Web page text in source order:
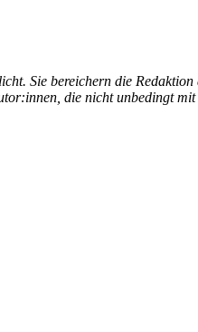
Sie bereichern die
die nicht unbedingt